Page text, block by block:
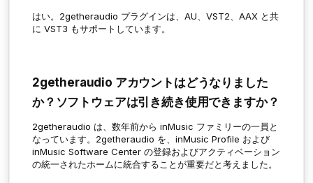
はい。2getheraudio プラグインは、AU、VST2、AAX と共
に VST3 もサポートしています。
2getheraudio アカウントはどうなりました
か？ソフトウェアは引き続き使用できますか？
2getheraudio は、数年前から inMusic ファミリーの一員と
なっています。2getheraudio を、inMusic Profile および
inMusic Software Center の登録およびアクティベーション
の統一されたホームに統合することが重要だと考えました。